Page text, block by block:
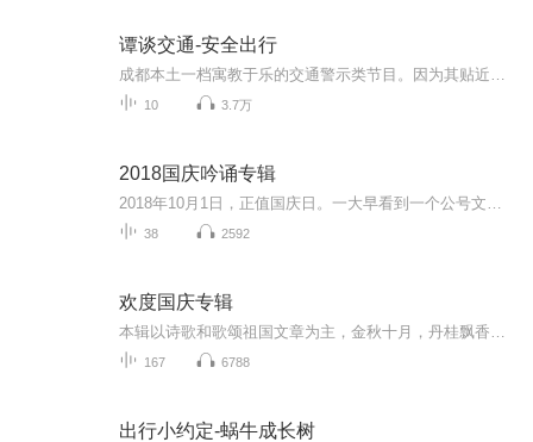
谭谈交通-安全出行
10 3.7万
2018国庆吟诵专辑
38 2592
欢度国庆专辑
167 6788
出行小约定-蜗牛成长树